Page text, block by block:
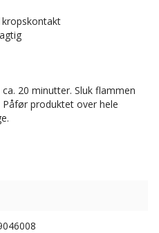
kropskontakt
20 minutter. Sluk flammen
produktet over hele